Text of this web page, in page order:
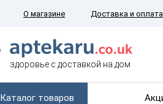
О магазине Доставка и оплата
здоровье с доставкой на дом
Каталог товаров